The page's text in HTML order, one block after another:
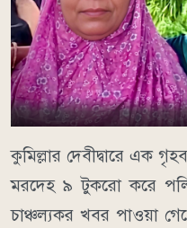
কুমিল্লার দেবীদ্বারে এক
মরদেহ ৯ টুকরো করে
চাঞ্চল্যকর খবর পাওয়া